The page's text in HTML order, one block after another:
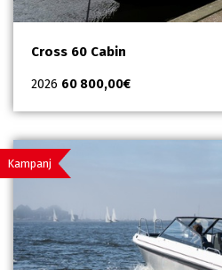
Cross 60 Cabin
2026 60 800,00€
Kampanj